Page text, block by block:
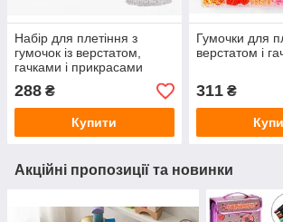
Набір для плетіння з
гумочок із верстатом,
гачками і прикрасами
288 ₴
Купити
Гумочки для
верстатом і
311₴
Акційні пропозиції та новинки